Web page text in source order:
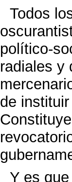
Todos
político-
radiales y
de
Y es